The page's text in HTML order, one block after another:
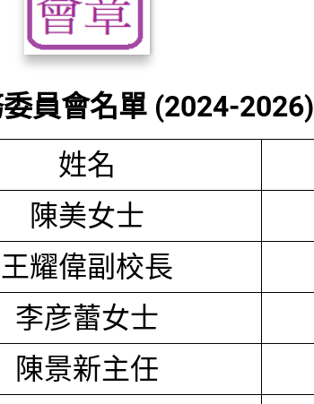
員會名單 (2024-2026)
姓名
陳美女士
王耀偉副校長
李彦蕾女士
陳景新主任